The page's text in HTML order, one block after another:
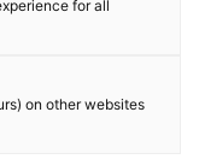
Unsicher
igus-icon-
igus-icon-cad-
Download
for all
on other websites